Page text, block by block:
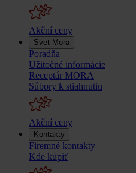
Akční ceny
Svet Mora
Poradňa
Užitočné informácie
Receptár MORA
Súbory k stiahnutiu
Akční ceny
Kontakty
Firemné kontakty
Kde kúpiť